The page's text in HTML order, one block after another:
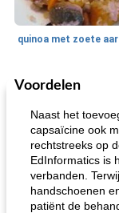
One Dish Meal
Voordelen
Naast het
capsaïcine ook
rechtstreeks op
EdInformatics is
verbanden.
handschoenen
patiënt de